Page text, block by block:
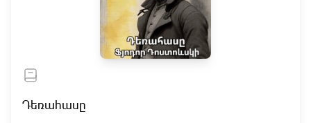
Դեռահասը